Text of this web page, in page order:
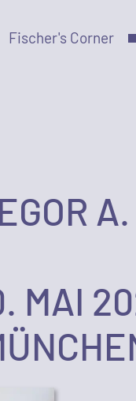
Fischer's Corner
MAI